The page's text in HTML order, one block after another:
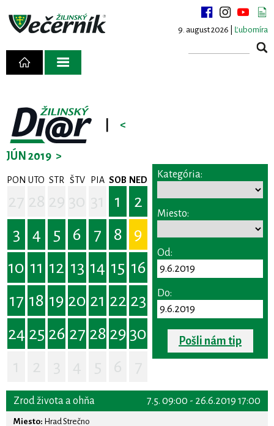
9. august 2026 | Ľubomíra
<
JÚN 2019 >
PON UTO STR ŠTV PIA SOB NED
1
2
3
4 5 6 7 8
9
10 11 12 13 14 15 16
17 18 19 20 21 22 23
24 25 26 27 28 29 30
Kategória:
Miesto:
Od:
Do:
Pošli nám tip
7.5. 09:00 - 26.6.2019 17:00
Zrod života a ohňa
Miesto: Hrad Strečno